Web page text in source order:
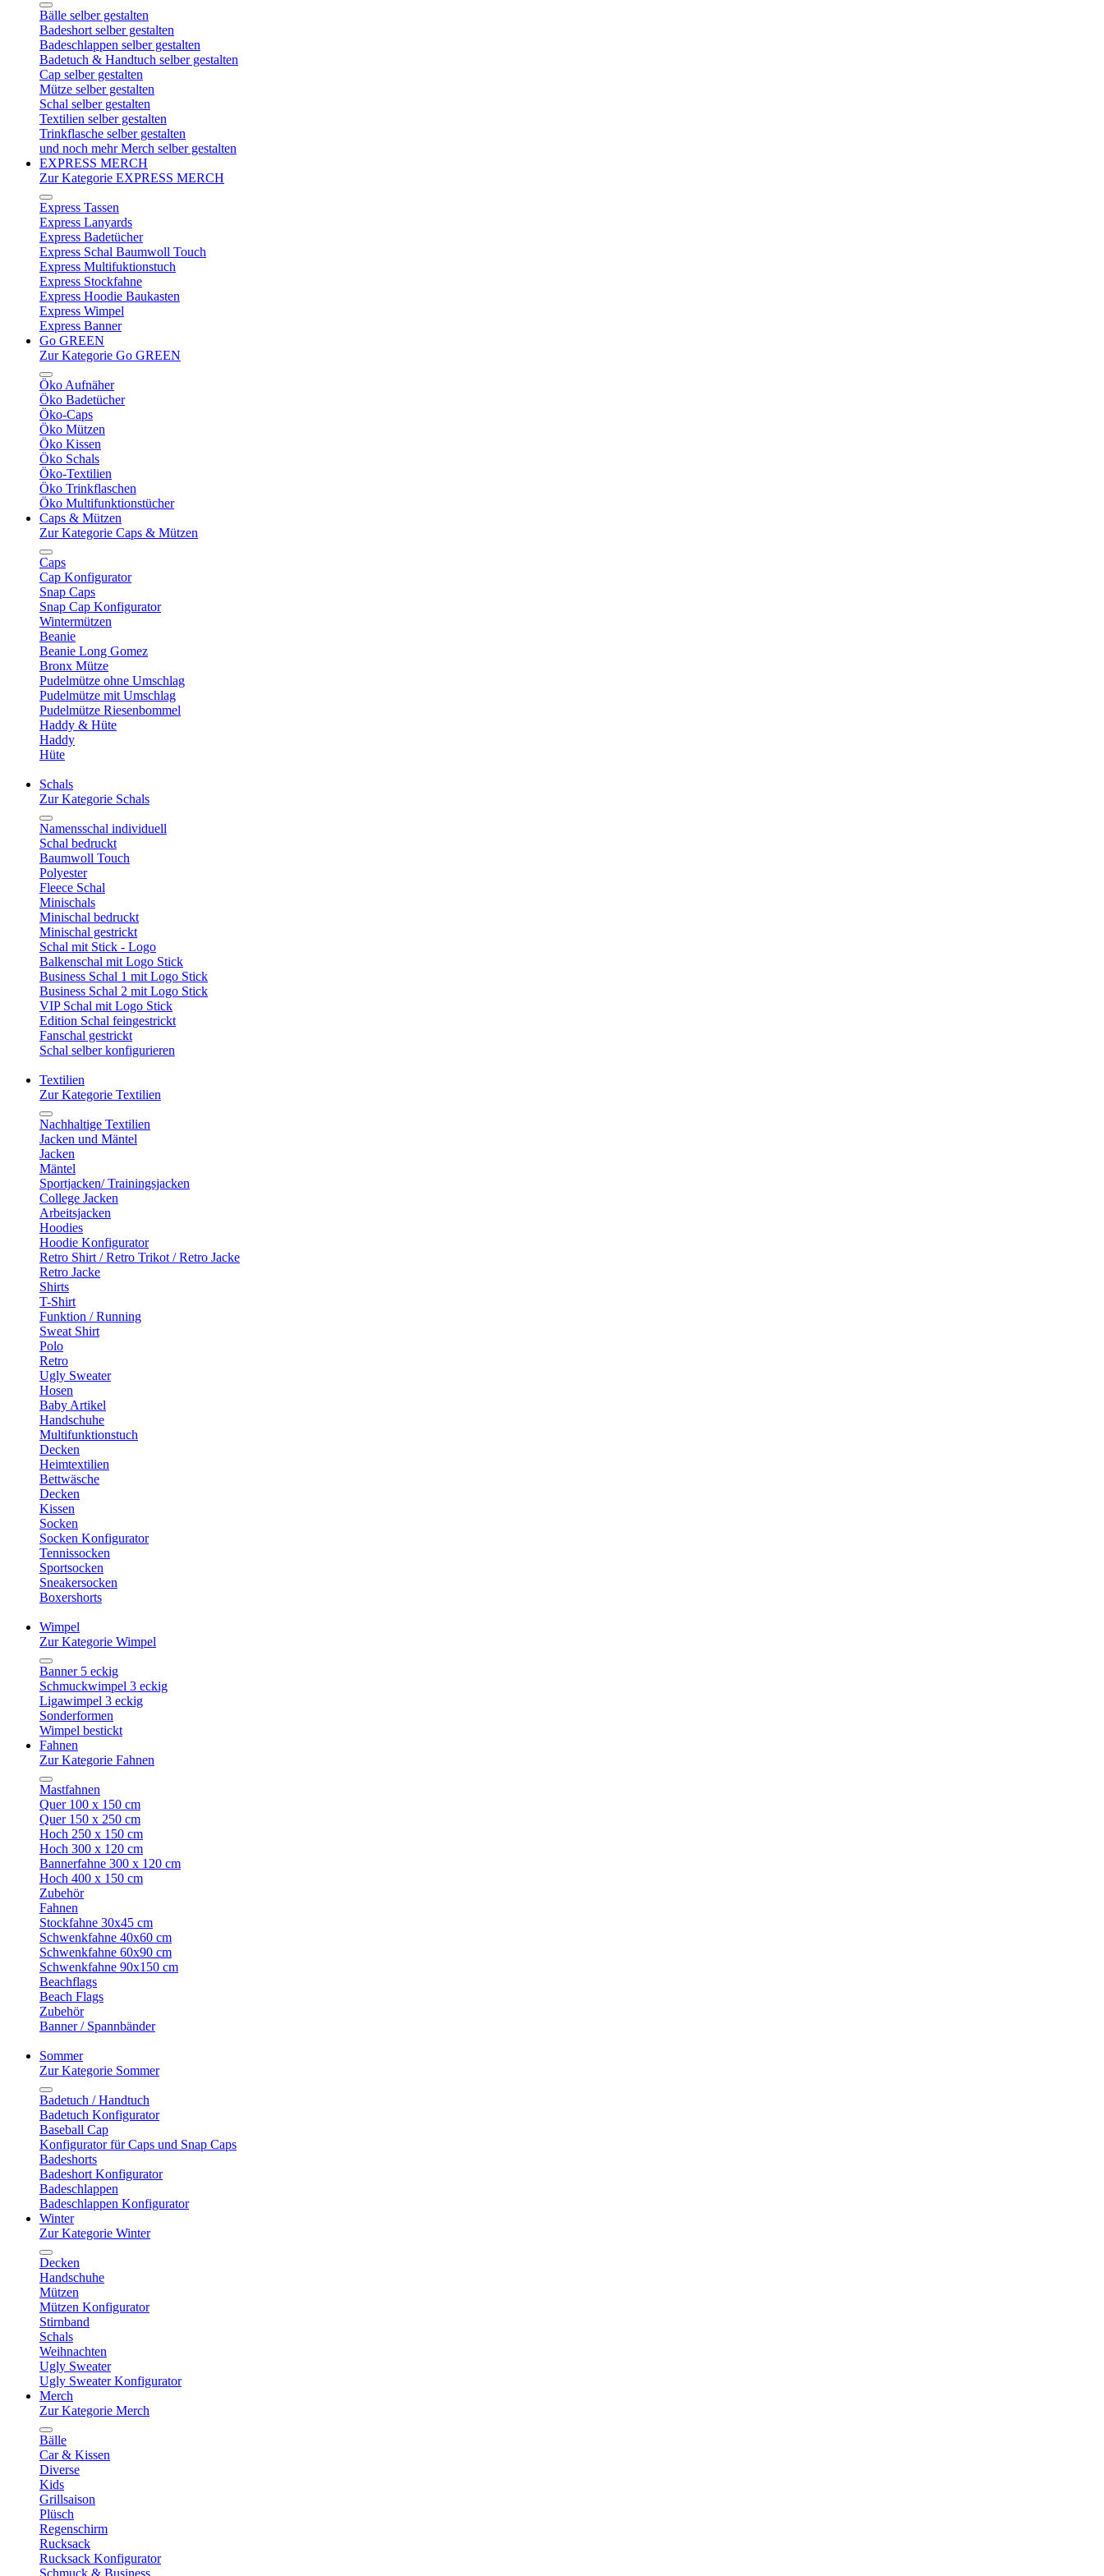
Bälle selber gestalten
Badeshort selber gestalten
Badeschlappen selber gestalten
Badetuch & Handtuch selber gestalten
Cap selber gestalten
Mütze selber gestalten
Schal selber gestalten
Textilien selber gestalten
Trinkflasche selber gestalten
und noch mehr Merch selber gestalten
EXPRESS MERCH
Zur Kategorie EXPRESS MERCH
Express Tassen
Express Lanyards
Express Badetücher
Express Schal Baumwoll Touch
Express Multifuktionstuch
Express Stockfahne
Express Hoodie Baukasten
Express Wimpel
Express Banner
Go GREEN
Zur Kategorie Go GREEN
Öko Aufnäher
Öko Badetücher
Öko-Caps
Öko Mützen
Öko Kissen
Öko Schals
Öko-Textilien
Öko Trinkflaschen
Öko Multifunktionstücher
Caps & Mützen
Zur Kategorie Caps & Mützen
Caps
Cap Konfigurator
Snap Caps
Snap Cap Konfigurator
Wintermützen
Beanie
Beanie Long Gomez
Bronx Mütze
Pudelmütze ohne Umschlag
Pudelmütze mit Umschlag
Pudelmütze Riesenbommel
Haddy & Hüte
Haddy
Hüte
Schals
Zur Kategorie Schals
Namensschal individuell
Schal bedruckt
Baumwoll Touch
Polyester
Fleece Schal
Minischals
Minischal bedruckt
Minischal gestrickt
Schal mit Stick - Logo
Balkenschal mit Logo Stick
Business Schal 1 mit Logo Stick
Business Schal 2 mit Logo Stick
VIP Schal mit Logo Stick
Edition Schal feingestrickt
Fanschal gestrickt
Schal selber konfigurieren
Textilien
Zur Kategorie Textilien
Nachhaltige Textilien
Jacken und Mäntel
Jacken
Mäntel
Sportjacken/ Trainingsjacken
College Jacken
Arbeitsjacken
Hoodies
Hoodie Konfigurator
Retro Shirt / Retro Trikot / Retro Jacke
Retro Jacke
Shirts
T-Shirt
Funktion / Running
Sweat Shirt
Polo
Retro
Ugly Sweater
Hosen
Baby Artikel
Handschuhe
Multifunktionstuch
Decken
Heimtextilien
Bettwäsche
Decken
Kissen
Socken
Socken Konfigurator
Tennissocken
Sportsocken
Sneakersocken
Boxershorts
Wimpel
Zur Kategorie Wimpel
Banner 5 eckig
Schmuckwimpel 3 eckig
Ligawimpel 3 eckig
Sonderformen
Wimpel bestickt
Fahnen
Zur Kategorie Fahnen
Mastfahnen
Quer 100 x 150 cm
Quer 150 x 250 cm
Hoch 250 x 150 cm
Hoch 300 x 120 cm
Bannerfahne 300 x 120 cm
Hoch 400 x 150 cm
Zubehör
Fahnen
Stockfahne 30x45 cm
Schwenkfahne 40x60 cm
Schwenkfahne 60x90 cm
Schwenkfahne 90x150 cm
Beachflags
Beach Flags
Zubehör
Banner / Spannbänder
Sommer
Zur Kategorie Sommer
Badetuch / Handtuch
Badetuch Konfigurator
Baseball Cap
Konfigurator für Caps und Snap Caps
Badeshorts
Badeshort Konfigurator
Badeschlappen
Badeschlappen Konfigurator
Winter
Zur Kategorie Winter
Decken
Handschuhe
Mützen
Mützen Konfigurator
Stirnband
Schals
Weihnachten
Ugly Sweater
Ugly Sweater Konfigurator
Merch
Zur Kategorie Merch
Bälle
Car & Kissen
Diverse
Kids
Grillsaison
Plüsch
Regenschirm
Rucksack
Rucksack Konfigurator
Schmuck & Business